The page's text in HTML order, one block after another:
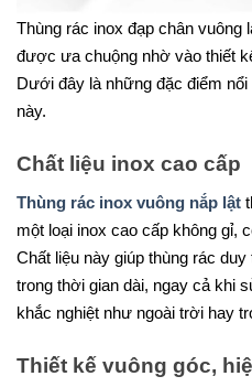
Thùng rác inox đạp chân vuông
được ưa chuộng nhờ vào thiết
Dưới đây là những đặc điểm
này.
Chất liệu inox cao cấp
Thùng rác inox vuông nắp lật
một loại inox cao cấp không gỉ,
Chất liệu này giúp thùng rác
trong thời gian dài, ngay cả khi
khắc nghiệt như ngoài trời hay
Thiết kế vuông góc,